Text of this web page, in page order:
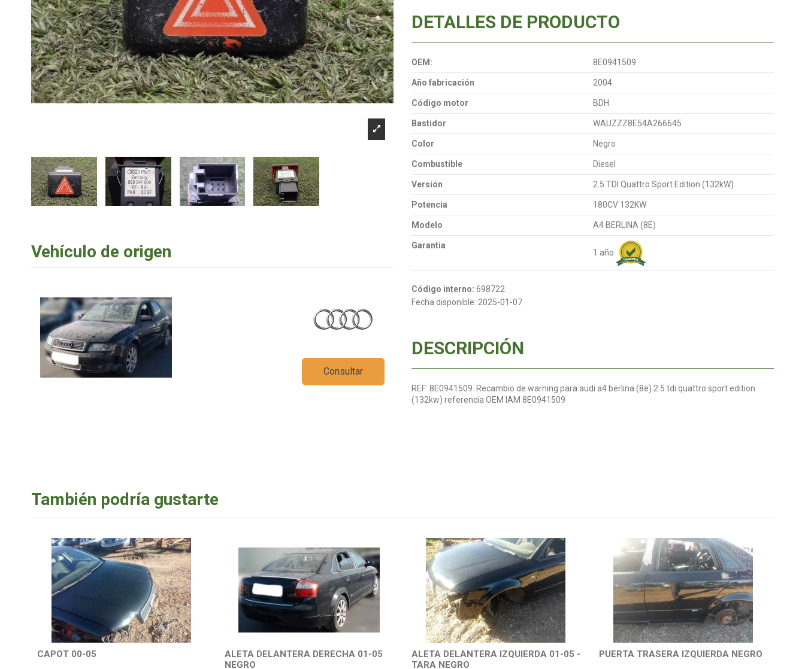
Vehículo de origen
Consultar
DETALLES DE PRODUCTO
OEM: 8E0941509
Año fabricación 2004
Código motor BDH
Bastidor WAUZZZ8E54A266645
Color Negro
Combustible Diesel
Versión 2.5 TDI Quattro Sport Edition (132kW)
Potencia 180CV 132KW
Modelo A4 BERLINA (8E)
Garantia
1 año
Código interno: 698722
Fecha disponible: 2025-01-07
DESCRIPCIÓN
REF: 8E0941509. Recambio de warning para audi a4 berlina (8e) 2.5 tdi quattro sport edition
(132kw) referencia OEM IAM 8E0941509
También podría gustarte
CAPOT 00-05
ALETA DELANTERA DERECHA 01-05
NEGRO
ALETA DELANTERA IZQUIERDA 01-05 -
TARA NEGRO
PUERTA TRASERA IZQUIERDA NEGRO